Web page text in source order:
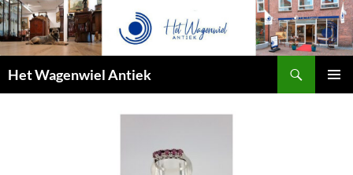
Het Wagenwiel Antiek